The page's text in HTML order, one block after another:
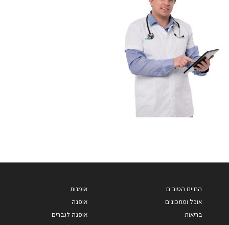
החיים הטובים
אוכל ומתכונים
בריאות
אומנות
אופנה
אופנה לגברים